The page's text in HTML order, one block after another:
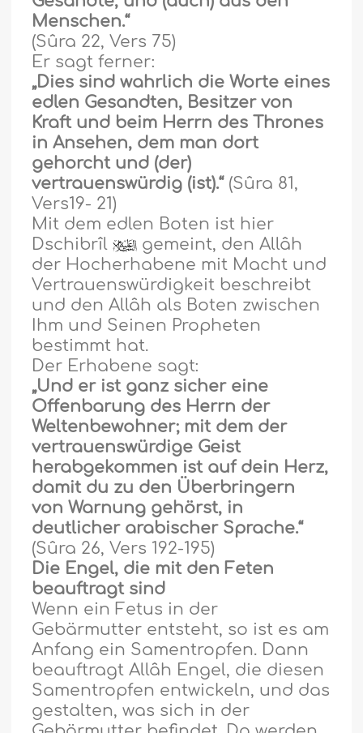
Menschen.“
(Sûra 22, Vers 75)
Er sagt ferner:
„Dies sind wahrlich die Worte eines
edlen Gesandten, Besitzer von
Kraft und beim Herrn des Thrones
in Ansehen, dem man dort
gehorcht und (der)
vertrauenswürdig (ist).“ (Sûra 81,
Vers19- 21)
Mit dem edlen Boten ist hier
Dschibrîl
gemeint, den Allâh
der Hocherhabene mit Macht und
Vertrauenswürdigkeit beschreibt
und den Allâh als Boten zwischen
Ihm und Seinen Propheten
bestimmt hat.
Der Erhabene sagt:
„Und er ist ganz sicher eine
Offenbarung des Herrn der
Weltenbewohner; mit dem der
vertrauenswürdige Geist
herabgekommen ist auf dein Herz,
damit du zu den Überbringern
von Warnung gehörst, in
deutlicher arabischer Sprache.“
(Sûra 26, Vers 192-195)
Die Engel, die mit den Feten
beauftragt sind
Wenn ein Fetus in der
Gebärmutter entsteht, so ist es am
Anfang ein Samentropfen. Dann
beauftragt Allâh Engel, die diesen
Samentropfen entwickeln, und das
gestalten, was sich in der